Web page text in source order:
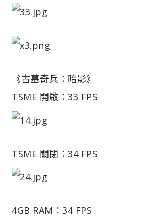
《古墓奇兵：暗影》
TSME 開啟：33 FPS
TSME 關閉：34 FPS
4GB RAM：34 FPS